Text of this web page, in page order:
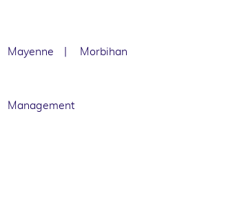
Mayenne
Morbihan
Management